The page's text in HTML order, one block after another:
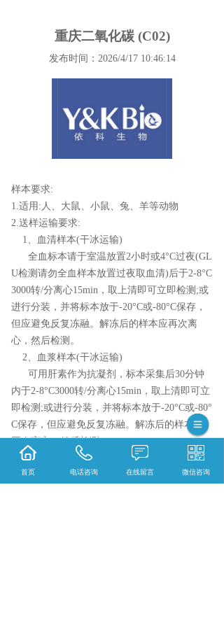
重庆二氧化碳 (C02)
发布时间：2026/4/17 10:46:14
样本要求:
1.适用:人、大鼠、小鼠、兔、羊等动物
2.送样运输要求:
1、血清样本(干冰运输)
全血标本请于室温放置2小时或4°C过夜(GL
U检测请勿全血样本放置过夜取血清)后于2-8°C
3000转/分离心15min，取上清即可立即检测;或
进行分装，并将标本放于-20°C或-80°C保存，
但应避免反复冻融。解冻后的样本应再次离
心，然后检测。
2、血浆样本(干冰运输)
可用肝素作为抗凝剂，标本采集后30分钟
内于2-8°C3000转/分离心15min，取上清即可立
即检测;或进行分装，并将标本放于-20°C或-80°
C保存，但应避免反复冻融。解冻后的样本应
再次离心，然后检测。
3.体积:100ul以上，3指标以上增加25ul或稀释
4.务必使用ep管保存
首页 电话咨询 在线留言 微信咨询